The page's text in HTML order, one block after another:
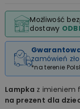
Możliwość
dostawy
zamówień
*na terenie
Lampka z imieniem
na prezent dla